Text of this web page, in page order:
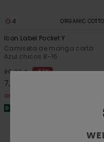
4 ORGANIC
Icon Label Pocket Y
Camiseta de manga corta
Azul chicos 8-16
20,00 € 63%
7,50 €
OFERTAS
DOBLE PROMO -25% EXTRA